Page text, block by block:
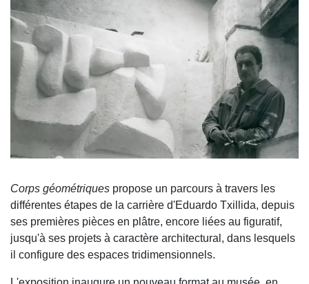
Corps géométriques propose un parcours à travers les
différentes étapes de la carrière d'Eduardo Txillida, depuis
ses premières pièces en plâtre, encore liées au figuratif,
jusqu'à ses projets à caractère architectural, dans lesquels
il configure des espaces tridimensionnels.